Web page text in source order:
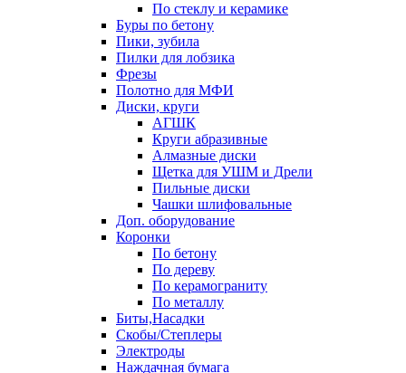
По стеклу и керамике
Буры по бетону
Пики, зубила
Пилки для лобзика
Фрезы
Полотно для МФИ
Диски, круги
АГШК
Круги абразивные
Алмазные диски
Щетка для УШМ и Дрели
Пильные диски
Чашки шлифовальные
Доп. оборудование
Коронки
По бетону
По дереву
По керамограниту
По металлу
Биты,Насадки
Скобы/Степлеры
Электроды
Наждачная бумага